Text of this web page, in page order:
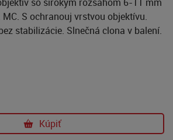
S ochranouj vrstvou objektívu.
stabilizácie. Slnečná clona v balení.
Kúpiť